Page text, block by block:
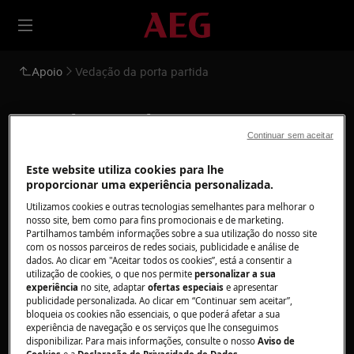
Apoio Vedação da porta partida
Vedação da porta
Solução
Verifique a vedação da porta quanto a
possíveis danos
Tempo:1 minuto
Se houver uma quantidade muito grande de
humidade no local onde está instalado o
equipamento, verifique se a vedação da porta
Este website utiliza cookies para lhe
proporcionar uma experiência personalizada.
Utilizamos cookies e outras tecnologias semelhantes para melhorar o
nosso site, bem como para fins promocionais e de marketing.
Partilhamos também informações sobre a sua utilização do nosso site
com os nossos parceiros de redes sociais, publicidade e análise de
dados. Ao clicar em "Aceitar todos os cookies”, está a consentir a
utilização de cookies, o que nos permitepersonalizar a sua
experiência no site, adaptarofertas especiaise apresentar
publicidade personalizada. Ao clicar em “Continuar sem aceitar”,
bloqueia os cookies não essenciais, o que poderá afetar a sua
experiência de navegação e os serviços que lhe conseguimos
disponibilizar. Para mais informações, consulte o nossoAviso de
Continuar sem aceitar